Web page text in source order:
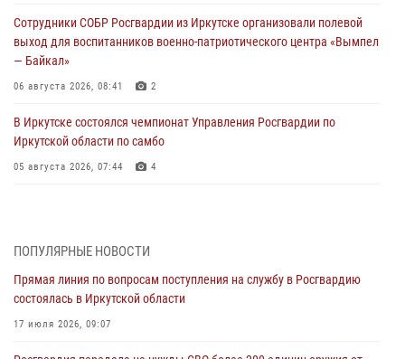
Сотрудники СОБР Росгвардии из Иркутске организовали полевой
выход для воспитанников военно-патриотического центра «Вымпел
— Байкал»
06 августа 2026, 08:41 2
В Иркутске состоялся чемпионат Управления Росгвардии по
Иркутской области по самбо
05 августа 2026, 07:44 4
04 августа 2026, 07:14 3
Росгвардейцы потушили загоревшийся автомобиль в Иркутске
03 августа 2026, 04:55
ПОПУЛЯРНЫЕ НОВОСТИ
Прямая линия по вопросам поступления на службу в Росгвардию
состоялась в Иркутской области
17 июля 2026, 09:07